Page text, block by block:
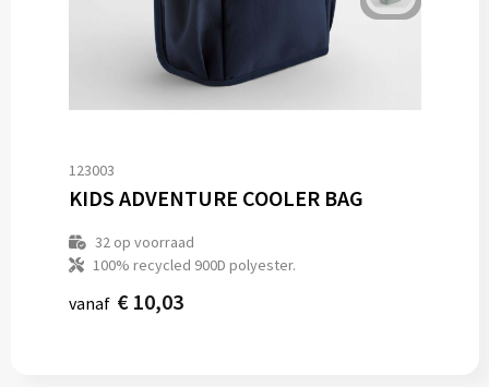
123003
KIDS ADVENTURE COOLER BAG
32op voorraad
100% recycled 900D polyester.
vanaf € 10,03